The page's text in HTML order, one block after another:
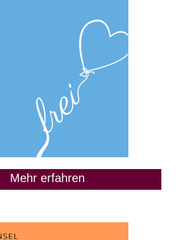
Mehr erfahren